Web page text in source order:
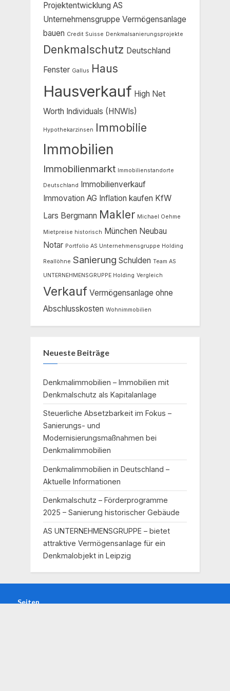
Projektentwicklung AS
Unternehmensgruppe Vermögensanlage
bauen Credit Suisse Denkmalsanierungsprojekte
Denkmalschutz Deutschland
Fenster Gallus Haus
Hausverkauf High Net
Worth Individuals (HNWIs)
Hypothekarzinsen Immobilie
Immobilien
Immobilienmarkt Immobilienstandorte
Deutschland Immobilienverkauf
Immovation AG Inflation kaufen KfW
Lars Bergmann Makler Michael Oehme
Mietpreise historisch München Neubau
Notar Portfolio AS Unternehmensgruppe Holding
Reallöhne Sanierung Schulden Team AS
UNTERNEHMENSGRUPPE Holding Vergleich
Verkauf Vermögensanlage ohne
Abschlusskosten Wohnimmobilien
Neueste Beiträge
Denkmalimmobilien – Immobilien mit
Denkmalschutz als Kapitalanlage
Steuerliche Absetzbarkeit im Fokus –
Sanierungs- und
Modernisierungsmaßnahmen bei
Denkmalimmobilien
Denkmalimmobilien in Deutschland –
Aktuelle Informationen
Denkmalschutz – Förderprogramme
2025 – Sanierung historischer Gebäude
AS UNTERNEHMENSGRUPPE – bietet
attraktive Vermögensanlage für ein
Denkmalobjekt in Leipzig
Seiten